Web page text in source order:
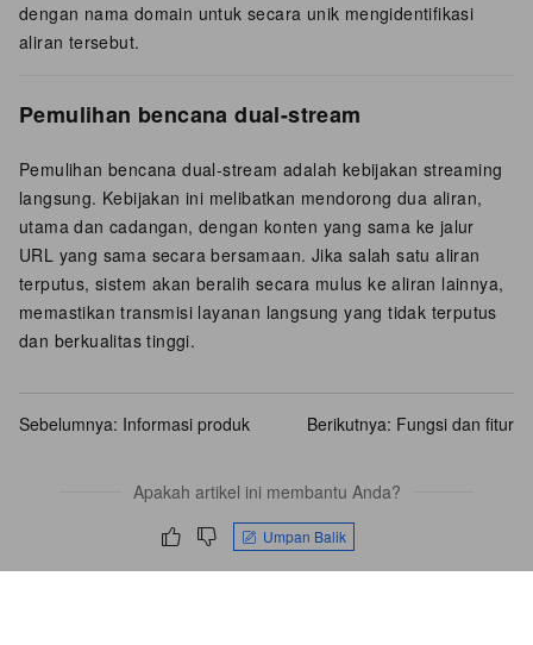
dengan nama domain untuk secara unik mengidentifikasi
aliran tersebut.
Pemulihan bencana dual-stream
Pemulihan bencana dual-stream adalah kebijakan streaming
langsung. Kebijakan ini melibatkan mendorong dua aliran,
utama dan cadangan, dengan konten yang sama ke jalur
URL yang sama secara bersamaan. Jika salah satu aliran
terputus, sistem akan beralih secara mulus ke aliran lainnya,
memastikan transmisi layanan langsung yang tidak terputus
dan berkualitas tinggi.
Sebelumnya: Informasi produk Berikutnya: Fungsi dan fitur
Apakah artikel ini membantu Anda?
Umpan Balik